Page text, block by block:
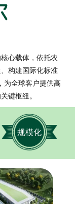
心载体，依托农
构建国际化标准
为全球客户提供高
键枢纽。
规模化